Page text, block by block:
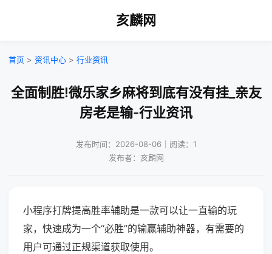
亥麟网
首页 > 资讯中心 > 行业资讯
全面制胜!微乐家乡麻将到底有没有挂_亲友
房老是输-行业资讯
发布时间：2026-08-06｜阅读：1
发布者：亥麟网
小程序打牌提高胜率辅助是一款可以让一直输的玩
家，快速成为一个“必胜”的输赢辅助神器，有需要的
用户可通过正规渠道获取使用。